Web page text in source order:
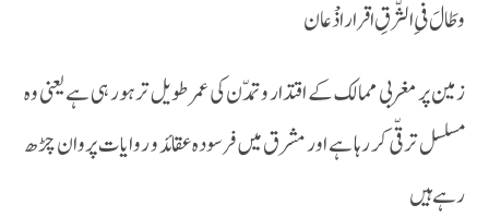
وطَالَ فیِ الثّرقِ اقرار اذْ عان
زمین پر مغربی ممالک کے اقتدار و تمدّن کی عمر طویل تر ہور ہی ہے یعنی وہ
مسلسل ترقّی کر رہا ہے اور مشرق میں فرسودہ عقائد و روایات پروان چڑھ
رہے ہیں